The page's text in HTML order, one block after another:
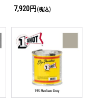
7,920円 (税込)